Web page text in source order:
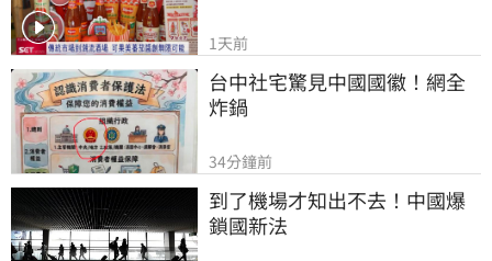
1天前
台中社宅驚見中國國徽！網全
炸鍋
34分鐘前
到了機場才知出不去！中國爆
鎖國新法